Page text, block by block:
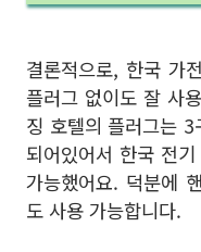
결론적으로, 한국 가
플러그 없이도 잘 사
징 호텔의 플러그는
되어있어서 한국 전
가능했어요. 덕분에
도 사용 가능합니다.